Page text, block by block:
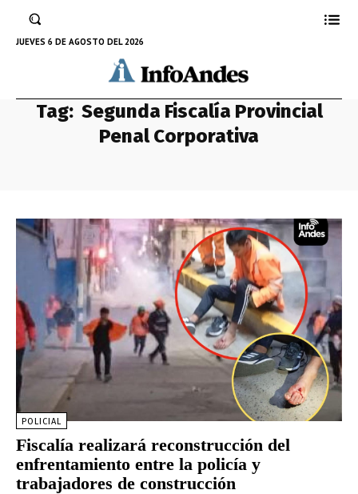
JUEVES 6 DE AGOSTO DEL 2026
Tag: Segunda Fiscalía Provincial
Penal Corporativa
POLICIAL
Fiscalía realizará reconstrucción del
enfrentamiento entre la policía y
trabajadores de construcción